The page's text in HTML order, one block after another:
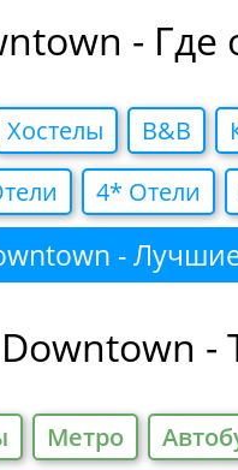
- Где
Хостелы B&B
4* Отели
-
Downtown -
Метро